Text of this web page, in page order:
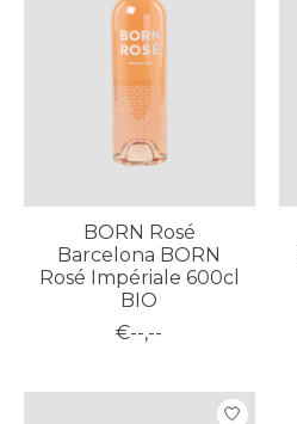
BORN Rosé
Barcelona BORN
Rosé Impériale 600cl
BIO
€--,--